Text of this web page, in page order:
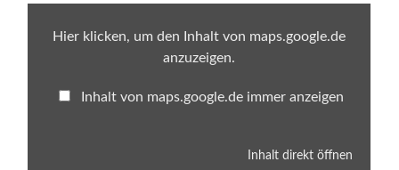
maps.google.de
Hier klicken, um den Inhalt von maps.google.de
anzuzeigen.
Inhalt von maps.google.de immer anzeigen
Inhalt direkt öffnen